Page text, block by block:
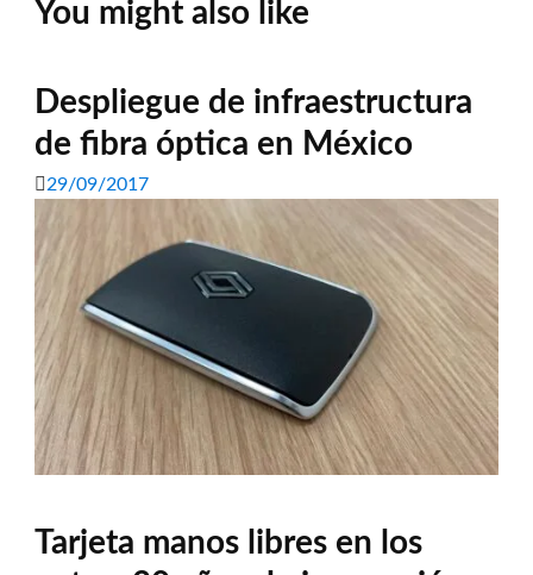
You might also like
Despliegue de infraestructura
de fibra óptica en México
29/09/2017
Tarjeta manos libres en los